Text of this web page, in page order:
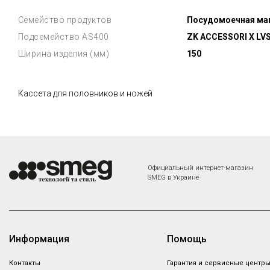
Семейство продуктов
Посудомоечная
Подсемейство AS400
ZK ACCESSORI X
Ширина изделия (мм)
150
Кассета для половников и ножей
Официальный интернет-магазин
SMEG в Украине
Информация
Контакты
Помощь
Гарантия и сервисные центры